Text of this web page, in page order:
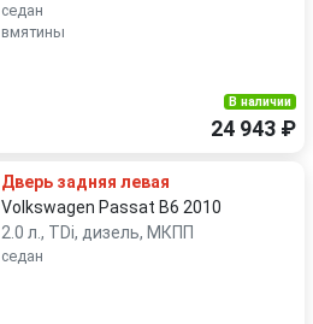
седан
вмятины
В наличии
24 943 ₽
Дверь задняя левая
Volkswagen Passat B6 2010
2.0 л., TDi, дизель, МКПП
седан